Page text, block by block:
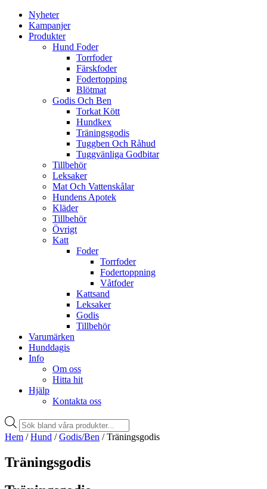
Nyheter
Kampanjer
Produkter
Hund Foder
Torrfoder
Färskfoder
Fodertopping
Blötmat
Godis Och Ben
Torkat Kött
Hundkex
Träningsgodis
Tuggben Och Råhud
Tuggvänliga Godbitar
Tillbehör
Leksaker
Mat Och Vattenskålar
Hundens Apotek
Kläder
Tillbehör
Övrigt
Katt
Foder
Torrfoder
Fodertoppning
Våtfoder
Kattsand
Leksaker
Godis
Tillbehör
Varumärken
Hunddagis
Info
Om oss
Hitta hit
Hjälp
Kontakta oss
Products
search
Hem /Hund /Godis/Ben / Träningsgodis
Träningsgodis